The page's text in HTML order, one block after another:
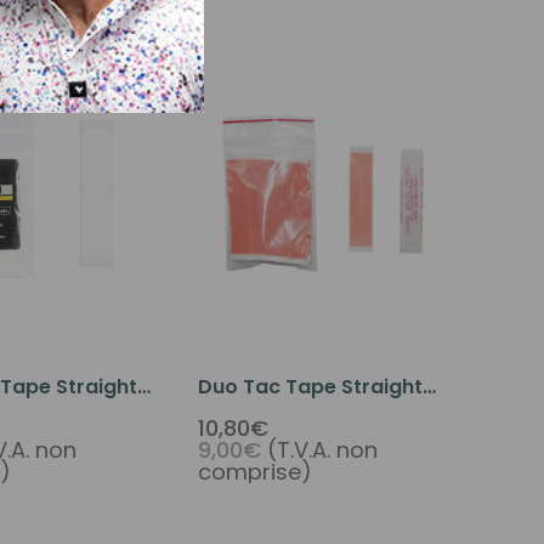
Straight
Pcs Per
non
Duo Tac Tape Straight
3/4" X 3" (36 Pcs Per
Pack)
10,80€
9,00€ (T.V.A. non
comprise)